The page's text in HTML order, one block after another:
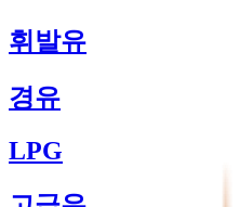
휘발유
경유
LPG